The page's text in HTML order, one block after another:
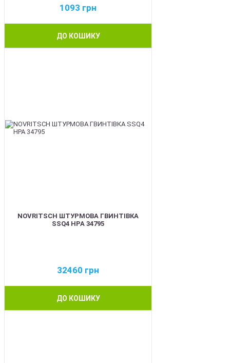
1093 грн
ДО КОШИКУ
NOVRITSCH ШТУРМОВА ГВИНТІВКА
SSQ4 HPA 34795
32460 грн
ДО КОШИКУ